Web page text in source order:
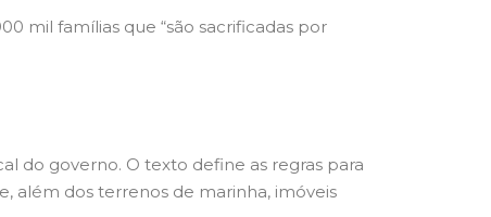
mil famílias que “são sacrificadas por
do governo. O texto define as regras para
além dos terrenos de marinha, imóveis